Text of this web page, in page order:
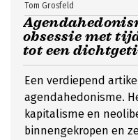
obsessie met
tot een
Tom Grosfeld
Een verdiepend
agendahedonisme.
kapitalisme en
binnengekropen en